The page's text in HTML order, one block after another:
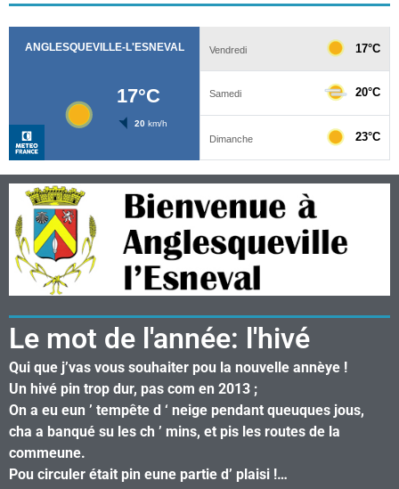
Le mot de l'année: l'hivé
Qui que j’vas vous souhaiter pou la nouvelle annèye !
Un hivé pin trop dur, pas com en 2013 ;
On a eu eun ’ tempête d ‘ neige pendant queuques jous,
cha a banqué su les ch ’ mins, et pis les routes de la
commeune.
Pou circuler était pin eune partie d’ plaisi !…